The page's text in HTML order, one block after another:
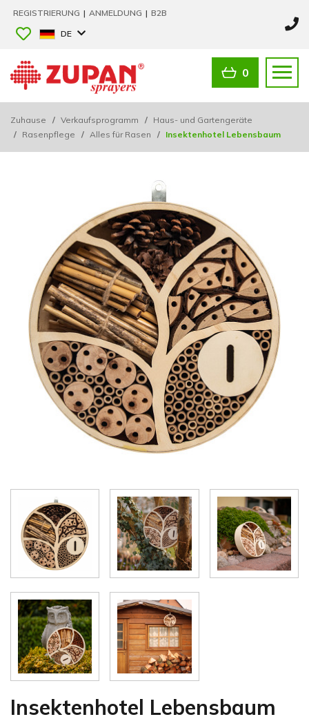
REGISTRIERUNG | ANMELDUNG | B2B
DE
0
Zuhause / Verkaufsprogramm / Haus- und Gartengeräte
/ Rasenpflege / Alles für Rasen / Insektenhotel Lebensbaum
Insektenhotel Lebensbaum